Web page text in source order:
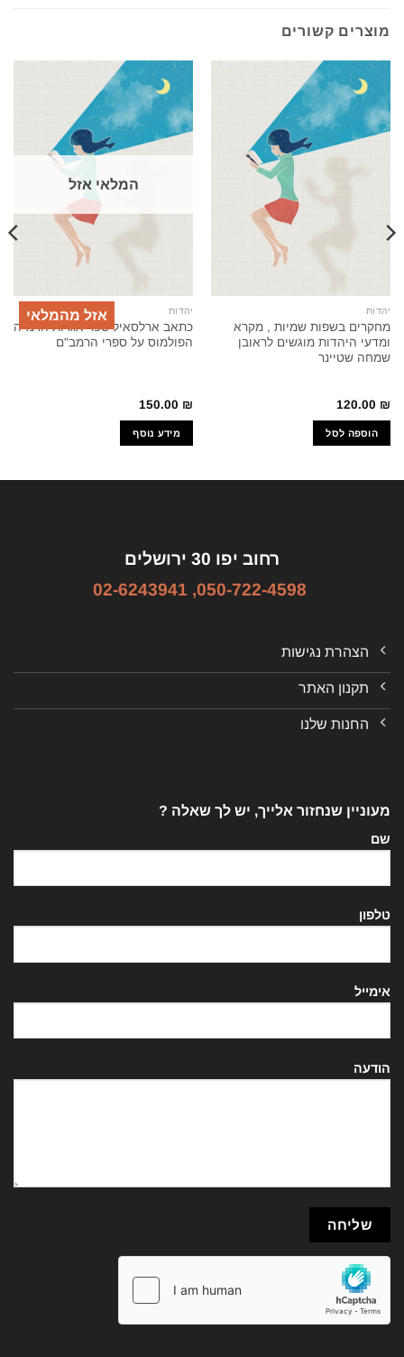
מוצרים קשורים
יהדות
מחקרים בשפות שמיות , מקרא
ומדעי היהדות מוגשים לראובן
שמחה שטיינר
120.00 ₪
הוספה לסל
המלאי אזל
אזל מהמלאי יהדות
כתאב ארלסאיל ספר אגרות הרמ"ה
הפולמוס על ספרי הרמב"ם
150.00 ₪
מידע נוסף
רחוב יפו 30 ירושלים
050-722-4598
,
02-6243941
הצהרת נגישות
תקנון האתר
החנות שלנו
מעוניין שנחזור אלייך, יש לך שאלה ?
שם
טלפון
אימייל
הודעה